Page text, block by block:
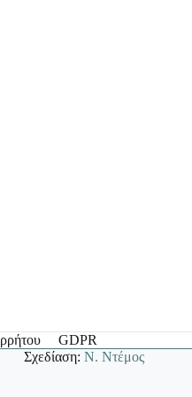
GDPR
Σχεδίαση:Ν. Ντέμος